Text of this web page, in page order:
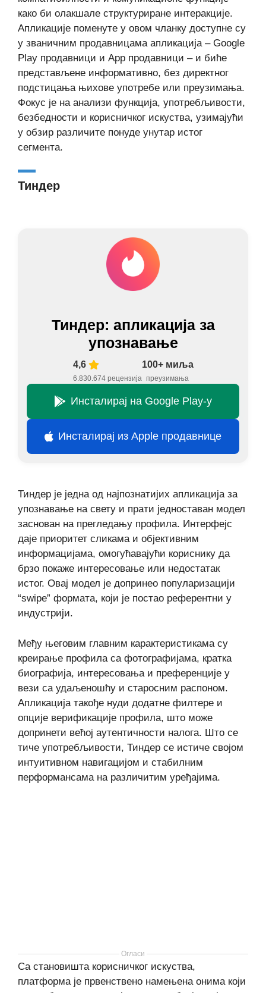
како би олакшале структуриране интеракције.
Апликације поменуте у овом чланку доступне су
у званичним продавницама апликација – Google
Play продавници и App продавници – и биће
представљене информативно, без директног
подстицања њихове употребе или преузимања.
Фокус је на анализи функција, употребљивости,
безбедности и корисничког искуства, узимајући
у обзир различите понуде унутар истог
сегмента.
Тиндер
Тиндер: апликација за
упознавање
4,6
6.830.674 рецензија
100+ миља
преузимања
Инсталирај на Google Play-у
Инсталирај из Apple продавнице
Тиндер је једна од најпознатијих апликација за
упознавање на свету и прати једноставан модел
заснован на прегледању профила. Интерфејс
даје приоритет сликама и објективним
информацијама, омогућавајући кориснику да
брзо покаже интересовање или недостатак
истог. Овај модел је допринео популаризацији
“swipe” формата, који је постао референтни у
индустрији.
Међу његовим главним карактеристикама су
креирање профила са фотографијама, кратка
биографија, интересовања и преференције у
вези са удаљеношћу и старосним распоном.
Апликација такође нуди додатне филтере и
опције верификације профила, што може
допринети већој аутентичности налога. Што се
тиче употребљивости, Тиндер се истиче својом
интуитивном навигацијом и стабилним
перформансама на различитим уређајима.
Огласи
Са становишта корисничког искуства,
платформа је првенствено намењена онима који